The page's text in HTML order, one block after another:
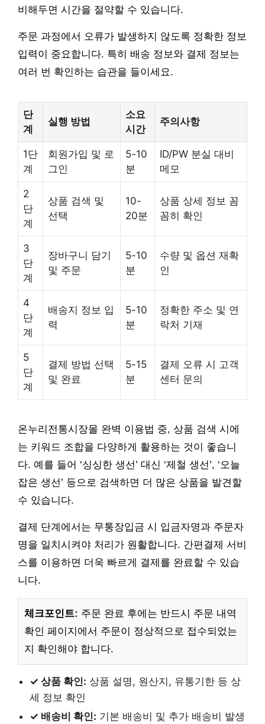
비해두면 시간을 절약할 수 있습니다.
주문 과정에서 오류가 발생하지 않도록 정확한 정보
입력이 중요합니다. 특히 배송 정보와 결제 정보는
여러 번 확인하는 습관을 들이세요.
단
계
실행 방법
소요
시간
주의사항
1단
계
회원가입 및 로
그인
5-10
분
ID/PW 분실 대비
메모
2
단
계
상품 검색 및
선택
10-
20분
상품 상세 정보 꼼
꼼히 확인
3
단
계
장바구니 담기
및 주문
5-10
분
수량 및 옵션 재확
인
4
단
계
배송지 정보 입
력
5-10
분
정확한 주소 및 연
락처 기재
5
단
계
결제 방법 선택
및 완료
5-15
분
결제 오류 시 고객
센터 문의
온누리전통시장몰 완벽 이용법 중, 상품 검색 시에
는 키워드 조합을 다양하게 활용하는 것이 좋습니
다. 예를 들어 ‘싱싱한 생선’ 대신 ‘제철 생선’, ‘오늘
잡은 생선’ 등으로 검색하면 더 많은 상품을 발견할
수 있습니다.
결제 단계에서는 무통장입금 시 입금자명과 주문자
명을 일치시켜야 처리가 원활합니다. 간편결제 서비
스를 이용하면 더욱 빠르게 결제를 완료할 수 있습
니다.
체크포인트: 주문 완료 후에는 반드시 주문 내역
확인 페이지에서 주문이 정상적으로 접수되었는
지 확인해야 합니다.
✓ 상품 확인: 상품 설명, 원산지, 유통기한 등 상
세 정보 확인
✓ 배송비 확인: 기본 배송비 및 추가 배송비 발생